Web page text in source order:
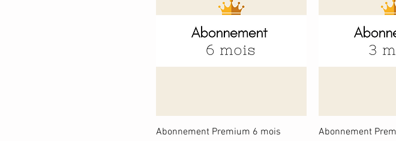
Abonnement Premium 6 mois
Abonnement